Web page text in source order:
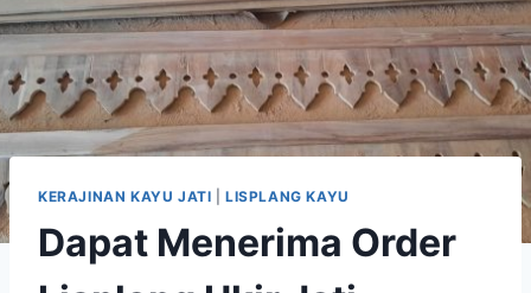
KERAJINAN KAYU JATI |LISPLANG KAYU
Dapat Menerima Order